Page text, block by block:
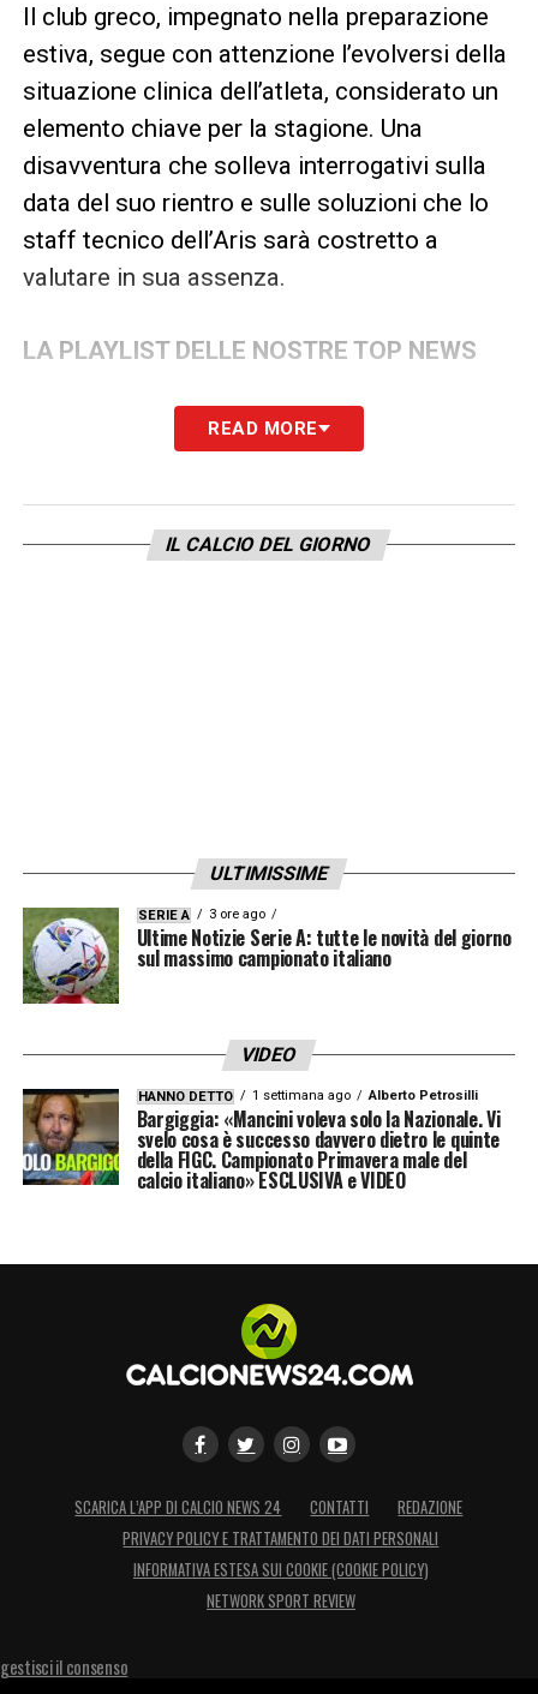
Il club greco, impegnato nella preparazione
estiva, segue con attenzione l’evolversi della
situazione clinica dell’atleta, considerato un
elemento chiave per la stagione. Una
disavventura che solleva interrogativi sulla
data del suo rientro e sulle soluzioni che lo
staff tecnico dell’Aris sarà costretto a
valutare in sua assenza.
LA PLAYLIST DELLE NOSTRE TOP NEWS
READ MORE
IL CALCIO DEL GIORNO
ULTIMISSIME
SERIE A 3 ore ago
Ultime Notizie Serie A: tutte le novità del giorno
sul massimo campionato italiano
VIDEO
HANNO DETTO 1 settimana ago Alberto Petrosilli
Bargiggia: «Mancini voleva solo la Nazionale. Vi
svelo cosa è successo davvero dietro le quinte
della FIGC. Campionato Primavera male del
calcio italiano» ESCLUSIVA e VIDEO
SCARICA L’APP DI CALCIO NEWS 24 CONTATTI
REDAZIONE
PRIVACY POLICY E TRATTAMENTO DEI DATI PERSONALI
INFORMATIVA ESTESA SUI COOKIE (COOKIE POLICY)
NETWORK SPORT REVIEW
gestisci il consenso